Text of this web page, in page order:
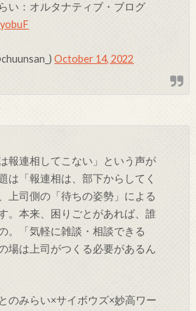
い：オルタナティブ・ブログ
October 14, 2022
報連相してこない」という声が
は「報連相は、部下からしてく
上司側の「待ちの姿勢」による
。本来、困りごとがあれば、誰
。「気軽に雑談・相談できる
場は上司がつくる必要があるん
のみらい×サイボウズ×妙高ワー